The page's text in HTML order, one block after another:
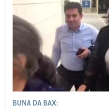
BUNA DA BAX: